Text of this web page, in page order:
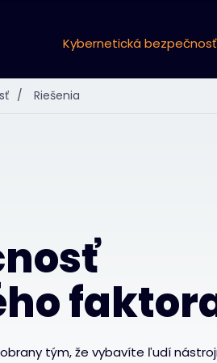
Kybernetická bezpečnosť
/ Riešenia
tým, že vybavíte ľudí